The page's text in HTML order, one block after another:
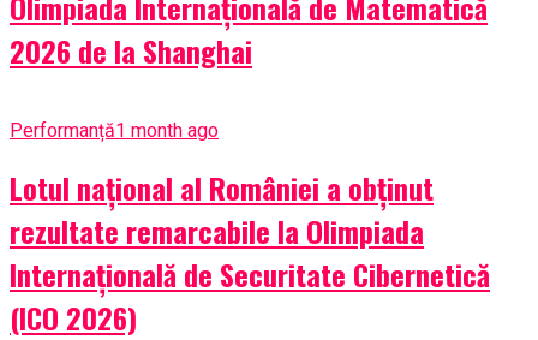
2026 de la Shanghai
Performanță1 month ago
Lotul național al României a obținut
rezultate remarcabile la Olimpiada
Internațională de Securitate Cibernetică
(ICO 2026)